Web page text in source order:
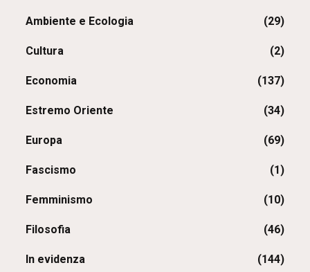
Ambiente e Ecologia (29)
Cultura (2)
Economia (137)
Estremo Oriente (34)
Europa (69)
Fascismo (1)
Femminismo (10)
Filosofia (46)
In evidenza (144)